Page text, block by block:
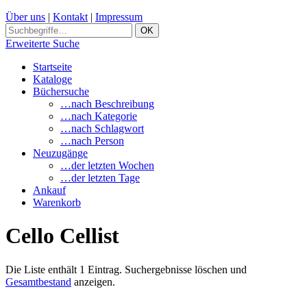
Über uns | Kontakt | Impressum
Erweiterte Suche
Startseite
Kataloge
Büchersuche
…nach Beschreibung
…nach Kategorie
…nach Schlagwort
…nach Person
Neuzugänge
…der letzten Wochen
…der letzten Tage
Ankauf
Warenkorb
Cello Cellist
Die Liste enthält 1 Eintrag. Suchergebnisse löschen und
Gesamtbestand anzeigen.